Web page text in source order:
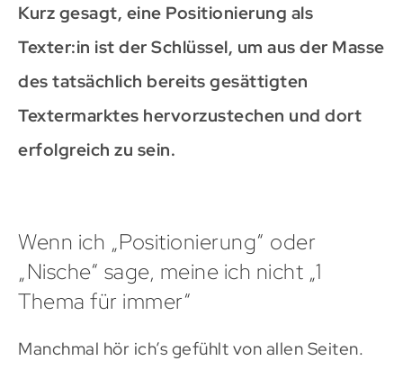
Kurz gesagt, eine Positionierung als
Texter:in ist der Schlüssel, um aus der Masse
des tatsächlich bereits gesättigten
Textermarktes hervorzustechen und dort
erfolgreich zu sein.
Wenn ich „Positionierung“ oder
„Nische“ sage, meine ich nicht „1
Thema für immer“
Manchmal hör ich’s gefühlt von allen Seiten.